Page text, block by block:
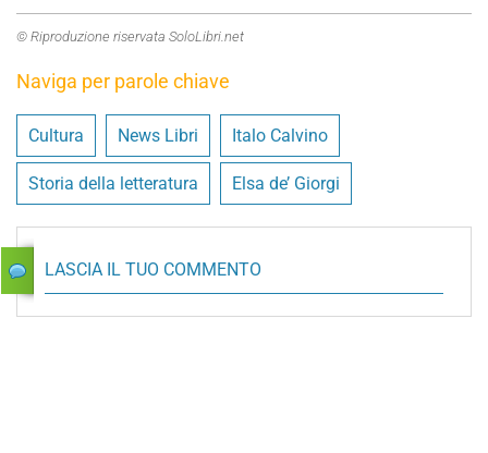
© Riproduzione riservata SoloLibri.net
Naviga per parole chiave
Cultura News Libri Italo Calvino
Storia della letteratura Elsa de’ Giorgi
LASCIA IL TUO COMMENTO